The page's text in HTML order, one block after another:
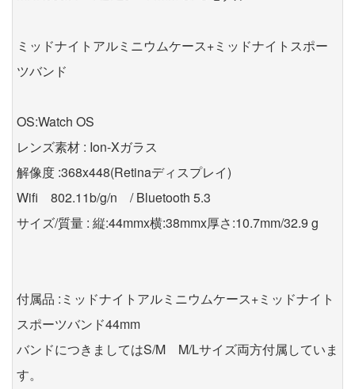
ミッドナイトアルミニウムケース+ミッドナイトスポー
ツバンド
OS:Watch OS
レンズ素材 : Ion-Xガラス
解像度 :368x448(Retinaディスプレイ)
Wifi 802.11b/g/n / Bluetooth 5.3
サイズ/質量 : 縦:44mmx横:38mmx厚さ:10.7mm/32.9 g
付属品 :ミッドナイトアルミニウムケース+ミッドナイト
スポーツバンド44mm
バンドにつきましてはS/M M/Lサイズ両方付属していま
す。